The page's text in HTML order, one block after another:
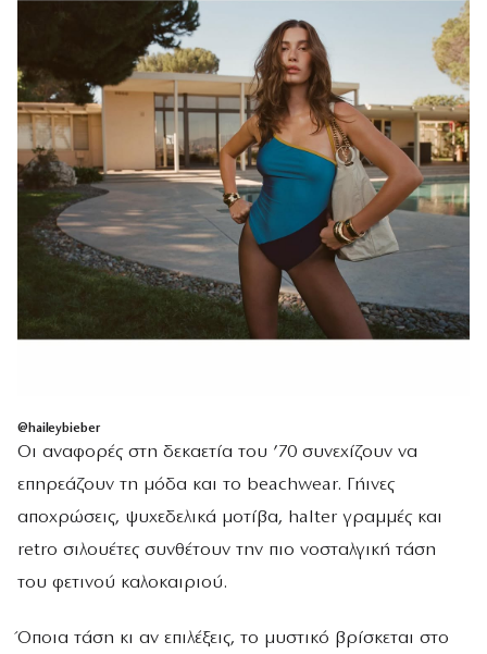
@haileybieber
Οι αναφορές στη δεκαετία του ’70 συνεχίζουν να
επηρεάζουν τη μόδα και το beachwear. Γήινες
αποχρώσεις, ψυχεδελικά μοτίβα, halter γραμμές και
retro σιλουέτες συνθέτουν την πιο νοσταλγική τάση
του φετινού καλοκαιριού.
Όποια τάση κι αν επιλέξεις, το μυστικό βρίσκεται στο